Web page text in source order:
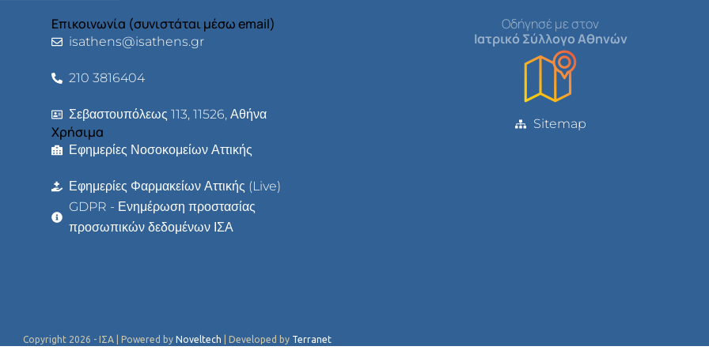
Επικοινωνία (συνιστάται μέσω email)
isathens@isathens.gr
210 3816404
Σεβαστουπόλεως 113, 11526, Αθήνα
Χρήσιμα
Εφημερίες Νοσοκομείων Αττικής
Εφημερίες Φαρμακείων Αττικής (Live)
GDPR - Ενημέρωση προστασίας
προσωπικών δεδομένων ΙΣΑ
Οδήγησέ με στον
Ιατρικό Σύλλογο Αθηνών
Sitemap
Copyright 2026 - ΙΣΑ | Powered by Noveltech | Developed by Terranet